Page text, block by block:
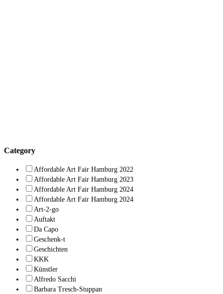
Category
Affordable Art Fair Hamburg 2022
Affordable Art Fair Hamburg 2023
Affordable Art Fair Hamburg 2024
Affordable Art Fair Hamburg 2024
Art-2-go
Auftakt
Da Capo
Geschenk-t
Geschichten
KKK
Künstler
Alfredo Sacchi
Barbara Tresch-Stuppan